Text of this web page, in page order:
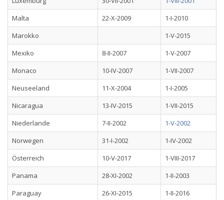
Malta
22-X-2009
1-I-2010
Marokko
1-V-2015
Mexiko
8-II-2007
1-V-2007
Monaco
10-IV-2007
1-VII-2007
Neuseeland
11-X-2004
1-I-2005
Nicaragua
13-IV-2015
1-VII-2015
Niederlande
7-II-2002
1-V-2002
Norwegen
31-I-2002
1-IV-2002
Österreich
10-V-2017
1-VIII-2017
Panama
28-XI-2002
1-II-2003
Paraguay
26-XI-2015 1-II-2016